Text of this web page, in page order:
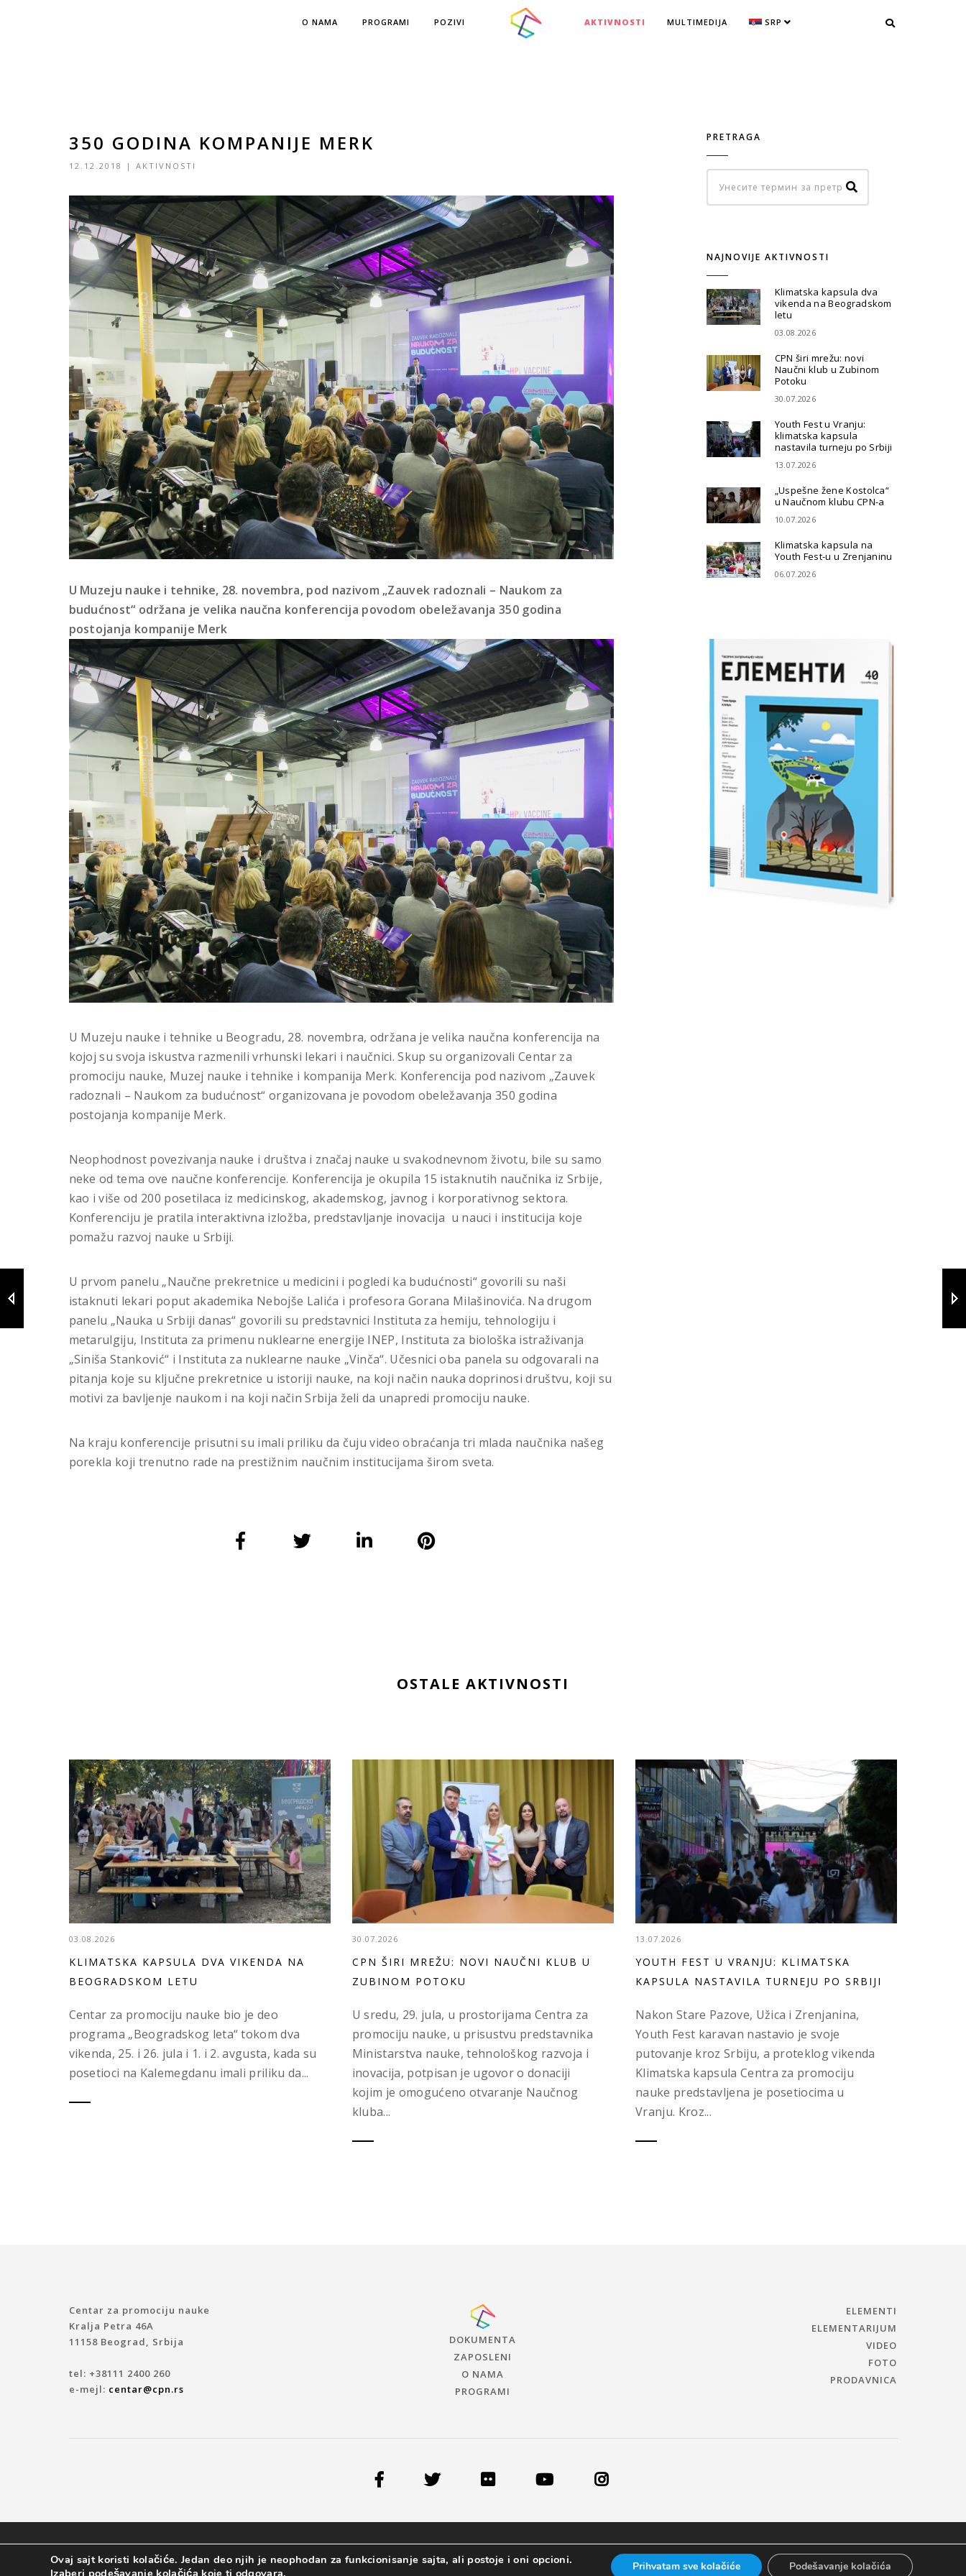
O NAMA PROGRAMI POZIVI AKTIVNOSTI MULTIMEDIJA SRP
350 GODINA KOMPANIJE MERK
12.12.2018 | AKTIVNOSTI
U Muzeju nauke i tehnike, 28. novembra, pod nazivom „Zauvek radoznali – Naukom za
budućnost“ održana je velika naučna konferencija povodom obeležavanja 350 godina
postojanja kompanije Merk
U Muzeju nauke i tehnike u Beogradu, 28. novembra, održana je velika naučna konferencija na
kojoj su svoja iskustva razmenili vrhunski lekari i naučnici. Skup su organizovali Centar za
promociju nauke, Muzej nauke i tehnike i kompanija Merk. Konferencija pod nazivom „Zauvek
radoznali – Naukom za budućnost“ organizovana je povodom obeležavanja 350 godina
postojanja kompanije Merk.
Neophodnost povezivanja nauke i društva i značaj nauke u svakodnevnom životu, bile su samo
neke od tema ove naučne konferencije. Konferencija je okupila 15 istaknutih naučnika iz Srbije,
kao i više od 200 posetilaca iz medicinskog, akademskog, javnog i korporativnog sektora.
Konferenciju je pratila interaktivna izložba, predstavljanje inovacija u nauci i institucija koje
pomažu razvoj nauke u Srbiji.
U prvom panelu „Naučne prekretnice u medicini i pogledi ka budućnosti“ govorili su naši
istaknuti lekari poput akademika Nebojše Lalića i profesora Gorana Milašinovića. Na drugom
panelu „Nauka u Srbiji danas“ govorili su predstavnici Instituta za hemiju, tehnologiju i
metarulgiju, Instituta za primenu nuklearne energije INEP, Instituta za biološka istraživanja
„Siniša Stanković“ i Instituta za nuklearne nauke „Vinča“. Učesnici oba panela su odgovarali na
pitanja koje su ključne prekretnice u istoriji nauke, na koji način nauka doprinosi društvu, koji su
motivi za bavljenje naukom i na koji način Srbija želi da unapredi promociju nauke.
Na kraju konferencije prisutni su imali priliku da čuju video obraćanja tri mlada naučnika našeg
porekla koji trenutno rade na prestižnim naučnim institucijama širom sveta.
PRETRAGA
NAJNOVIJE AKTIVNOSTI
Klimatska kapsula dva
vikenda na Beogradskom
letu
03.08.2026
CPN širi mrežu: novi
Naučni klub u Zubinom
Potoku
30.07.2026
Youth Fest u Vranju:
klimatska kapsula
nastavila turneju po Srbiji
13.07.2026
„Uspešne žene Kostolca“
u Naučnom klubu CPN-a
10.07.2026
Klimatska kapsula na
Youth Fest-u u Zrenjaninu
06.07.2026
OSTALE AKTIVNOSTI
03.08.2026
KLIMATSKA KAPSULA DVA VIKENDA NA
BEOGRADSKOM LETU
Centar za promociju nauke bio je deo
programa „Beogradskog leta“ tokom dva
vikenda, 25. i 26. jula i 1. i 2. avgusta, kada su
posetioci na Kalemegdanu imali priliku da...
30.07.2026
CPN ŠIRI MREŽU: NOVI NAUČNI KLUB U
ZUBINOM POTOKU
U sredu, 29. jula, u prostorijama Centra za
promociju nauke, u prisustvu predstavnika
Ministarstva nauke, tehnološkog razvoja i
inovacija, potpisan je ugovor o donaciji
kojim je omogućeno otvaranje Naučnog
kluba...
13.07.2026
YOUTH FEST U VRANJU: KLIMATSKA
KAPSULA NASTAVILA TURNEJU PO SRBIJI
Nakon Stare Pazove, Užica i Zrenjanina,
Youth Fest karavan nastavio je svoje
putovanje kroz Srbiju, a proteklog vikenda
Klimatska kapsula Centra za promociju
nauke predstavljena je posetiocima u
Vranju. Kroz...
Centar za promociju nauke
Kralja Petra 46A
11158 Beograd, Srbija
tel: +38111 2400 260
e-mejl: centar@cpn.rs
DOKUMENTA
ZAPOSLENI
O NAMA
PROGRAMI
ELEMENTI
ELEMENTARIJUM
VIDEO
FOTO
PRODAVNICA
© 2019 CENTAR ZA PROMOCIJU NAUKE
Ovaj sajt koristi kolačiće. Jedan deo njih je neophodan za funkcionisanje sajta, ali postoje i oni opcioni.
Izaberi podešavanje kolačića koje ti odgovara.
Prihvatam sve kolačiće Podešavanje kolačića